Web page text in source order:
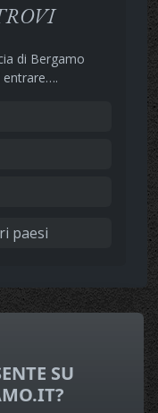
di Bergamo
paesi
SU